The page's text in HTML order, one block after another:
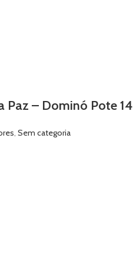
Paz – Dominó Pote 14
, Sem categoria